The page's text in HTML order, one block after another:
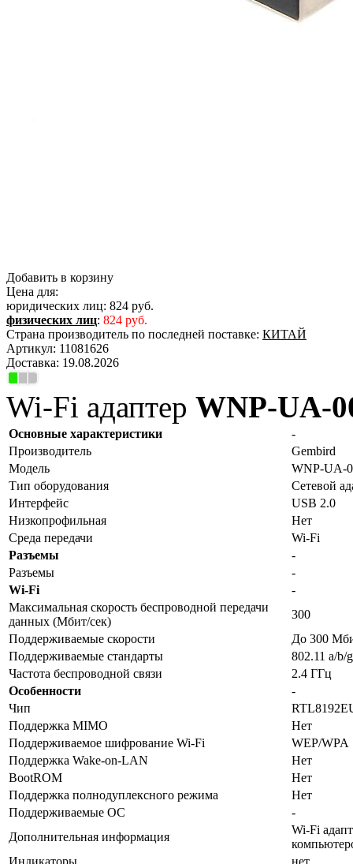
Добавить в корзину
Цена для:
юридических лиц: 824 руб.
физических лиц: 824 руб.
Страна производитель по последней поставке: КИТАЙ
Артикул: 11081626
Доставка: 19.08.2026
Wi-Fi адаптер WNP-UA-
Основные характеристики
-
Производитель
Gembird
Модель
WNP-UA-
Тип оборудования
Сетевой
Интерфейс
USB 2.0
Низкопрофильная
Нет
Среда передачи
Wi-Fi
Разъемы
-
Разъемы
-
Wi-Fi
-
Максимальная скорость беспроводной передачи
данных (Мбит/сек)
300
Поддерживаемые скорости
До 300
Поддерживаемые стандарты
802.11 a/b/
Частота беспроводной связи
2.4 ГГц
Особенности
-
Чип
Поддержка MIMO
Нет
Поддерживаемое шифрование Wi-Fi
WEP/WPA
Поддержка Wake-on-LAN
Нет
BootROM
Нет
Поддержка полнодуплексного режима
Нет
Поддерживаемые ОС
-
Дополнительная информация
Wi-Fi
Индикаторы
нет